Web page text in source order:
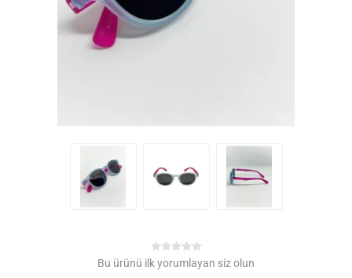
Bu ürünü ilk yorumlayan siz olun